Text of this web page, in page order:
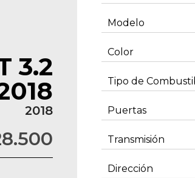
3.2
2018
Modelo
Color
Tipo de
Puertas
Transmisión
Dirección